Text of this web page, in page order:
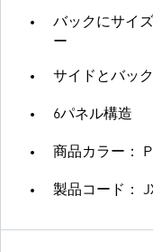
バックにサイ
ー
サイドとバッ
6パネル構造
商品カラー：
製品コード：